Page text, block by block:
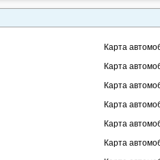
Карта
Карта
Карта
Карта
Карта
Карта